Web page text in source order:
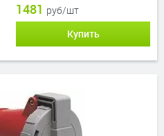
1481 руб/шт
Купить